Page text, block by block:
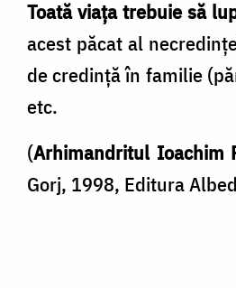
Toată viața trebuie să
acest păcat al
de credință în familie
etc.
(Arhimandritul Ioachim
Gorj, 1998, Editura